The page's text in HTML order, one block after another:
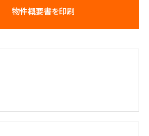
物件概要書を印刷